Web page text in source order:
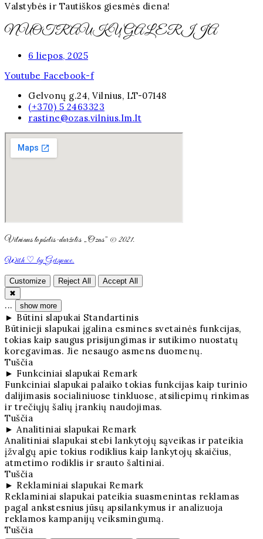
Valstybės ir Tautiškos giesmės diena!
NUOTRAUKŲ GALERIJA
6 liepos, 2025
Youtube Facebook-f
Gelvonų g.24, Vilnius, LT-07148
(+370) 5 2463323
rastine@ozas.vilnius.lm.lt
Vilniaus lopšelis-darželis „Ozas” © 2021.
With ♡ by Getspace.
Customize Reject All
Accept All
✖
... show more
► Būtini slapukai Standartinis
Būtinieji slapukai įgalina esmines svetainės funkcijas,
tokias kaip saugus prisijungimas ir sutikimo nuostatų
koregavimas. Jie nesaugo asmens duomenų.
Tuščia
► Funkciniai slapukai Remark
Funkciniai slapukai palaiko tokias funkcijas kaip turinio
dalijimasis socialiniuose tinkluose, atsiliepimų rinkimas
ir trečiųjų šalių įrankių naudojimas.
Tuščia
► Analitiniai slapukai Remark
Analitiniai slapukai stebi lankytojų sąveikas ir pateikia
įžvalgų apie tokius rodiklius kaip lankytojų skaičius,
atmetimo rodiklis ir srauto šaltiniai.
Tuščia
► Reklaminiai slapukai Remark
Reklaminiai slapukai pateikia suasmenintas reklamas
pagal ankstesnius jūsų apsilankymus ir analizuoja
reklamos kampanijų veiksmingumą.
Tuščia